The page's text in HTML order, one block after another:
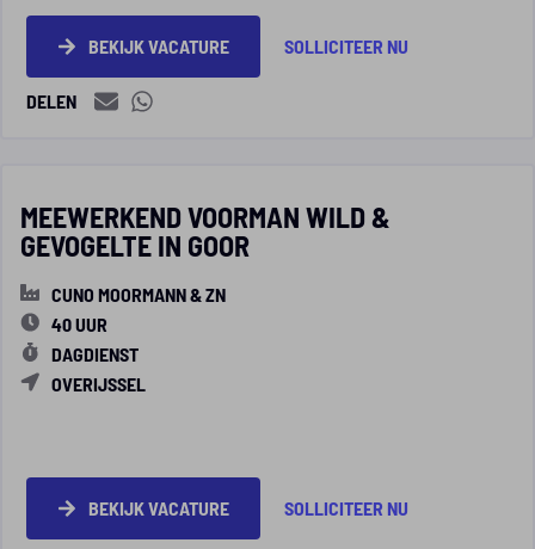
BEKIJK VACATURE SOLLICITEER NU
DELEN
MEEWERKEND VOORMAN WILD &
GEVOGELTE IN GOOR
CUNO MOORMANN & ZN
40 UUR
DAGDIENST
OVERIJSSEL
BEKIJK VACATURE SOLLICITEER NU